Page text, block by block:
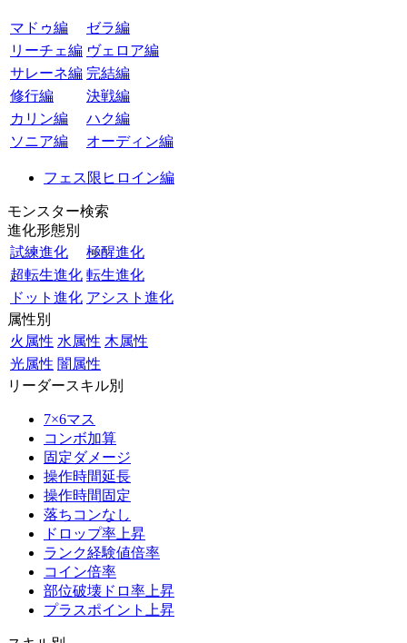
マドゥ編
ゼラ編
リーチェ編 ヴェロア編
サレーネ編 完結編
修行編
決戦編
カリン編
ハク編
ソニア編
オーディン編
フェス限ヒロイン編
モンスター検索
進化形態別
試練進化
極醒進化
超転生進化 転生進化
ドット進化 アシスト進化
属性別
火属性 水属性 木属性
光属性 闇属性
リーダースキル別
7×6マス
コンボ加算
固定ダメージ
操作時間延長
操作時間固定
落ちコンなし
ドロップ率上昇
ランク経験値倍率
コイン倍率
部位破壊ドロ率上昇
プラスポイント上昇